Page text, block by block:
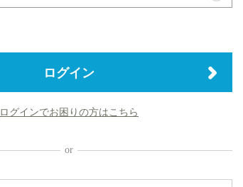
表
替
ログイン
ログインでお困りの方はこちら